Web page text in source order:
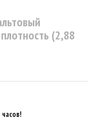
(2,88
!